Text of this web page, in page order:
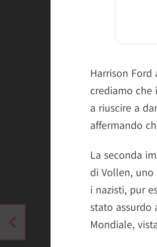
Harrison
crediamo che
a riuscire a
affermando
La seconda
di Vollen,
i nazisti, pur
stato assurdo
Mondiale,